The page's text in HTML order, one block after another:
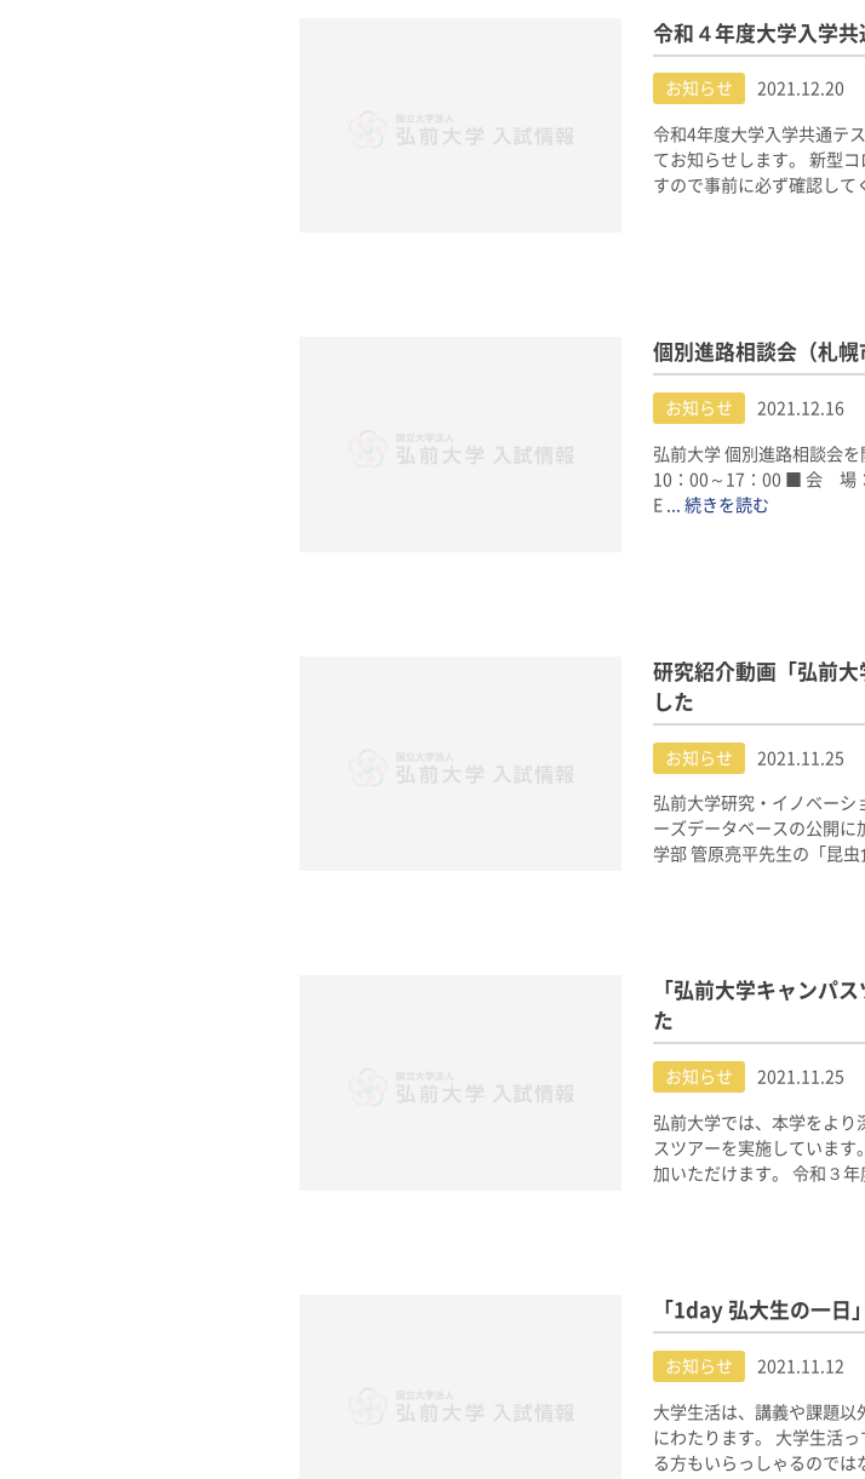
令和４年度大学入学共
お知らせ 2021.12.20
令和4年度大学入学共通テ
てお知らせします。 新型
すので事前に必ず確認して
個別進路相談会（札幌
お知らせ 2021.12.16
弘前大学 個別進路相談会
10：00～17：00 ■ 会 場
E
... 続きを読む
研究紹介動画「弘前
した
お知らせ 2021.11.25
弘前大学研究・イノベーシ
ーズデータベースの公開に
学部 管原亮平先生の「昆虫
「弘前大学キャンパ
た
お知らせ 2021.11.25
弘前大学では、本学をより
スツアーを実施していま
加いただけます。 令和３年
「1day 弘大生の一日
お知らせ 2021.11.12
大学生活は、講義や課題以
にわたります。 大学生活
る方もいらっしゃるのでは